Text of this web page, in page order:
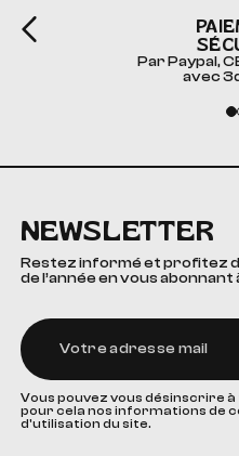
Par Paypal,
avec
NEWSLETTER
Restez informé et profitez
de l’année en vous
Vous pouvez vous désinscrire
pour cela nos informations de
d'utilisation du site.